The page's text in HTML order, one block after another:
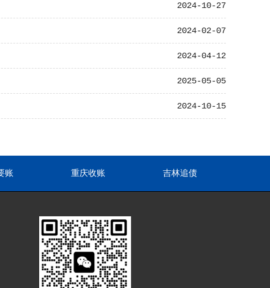
2024-10-27
2024-02-07
2024-04-12
2025-05-05
2024-10-15
账 重庆收账 吉林追债